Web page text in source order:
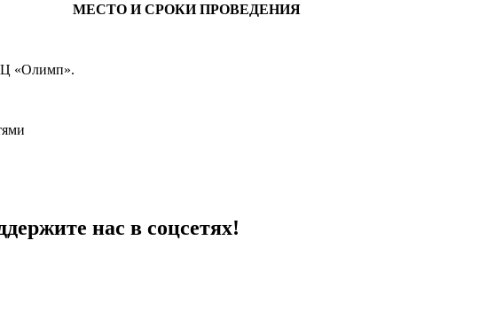
МЕСТО И СРОКИ ПРОВЕДЕНИЯ
«Олимп».
нас в соцсетях!